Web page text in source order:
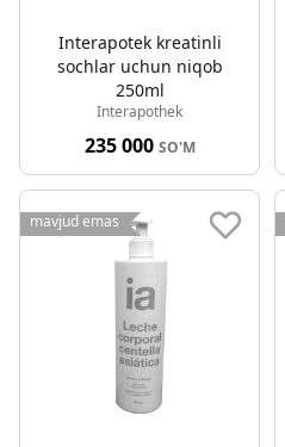
Interapotek kreatinli
sochlar uchun niqob
250ml
Interapothek
235 000 SO'M
mavjud emas